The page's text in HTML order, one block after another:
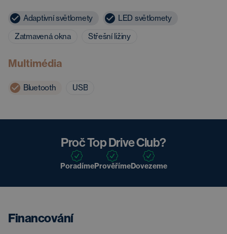
Adaptivní světlomety
LED světlomety
Zatmavená okna
Střešní ližiny
Multimédia
Bluetooth USB
Proč Top Drive Club?
PoradímePrověřímeDovezeme
Financování